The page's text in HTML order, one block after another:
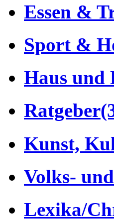
Essen &
Sport &
Haus und
Ratgeber
Kunst,
Volks-
Lexika/